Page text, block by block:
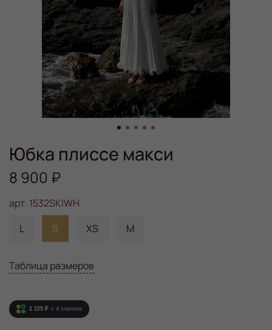
арт. 1532SKIWH
Юбка плиссе макси
8 900 ₽
Таблица размеров
2 225 ₽ x 4 платежа
L S XS M